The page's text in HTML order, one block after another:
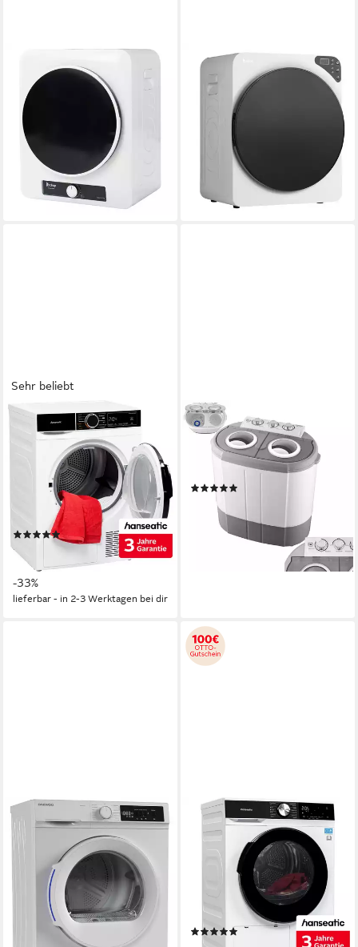
Ablufttrockner GDZ40-
520SX
Produktdatenblatt
149,90 €
214,90 €
13,69 €
mtl. in 12 Raten
-30%
lieferbar - in 4-5 Werktagen bei dir
LALAHO
Ablufttrockner GDZ40-428E
Produktdatenblatt
179,90 €
mtl. in 12 Raten
lieferbar - in 4-5 Werktagen bei dir
Sehr beliebt
HANSEATIC
Wärmepumpentrockner
HWT8DGT
Kapazität Trocknen
1,19 kWh Energieverbrauch pro Trocknung
Betriebsgeräusch
Produktdatenblatt
(120)
349,99 € UVP
519,00 €
17,38 €
mtl. in 24 Raten
-33%
lieferbar - in 2-3 Werktagen bei dir
STEINBORG
Wäscheschleuder SB-4005, 3
kg, Waschen und Schleudern
in separaten Kammern
119,90 €
10,95 € mtl. in 12 Raten
lieferbar - in 2-3 Werktagen bei dir
Wärmepumpentrockner TD-
BR8GP0WE0-DE
Kapazität Trocknen
1,44 kWh
Energieverbrauch pro Trocknung
64 dB(A)
Betriebsgeräusch
Produktdatenblatt
ab 357,99 €
849,00 €
HANSEATIC
Wärmepumpentrockner
HWT9AGT
Kapazität Trocknen
Energieverbrauch pro Trocknung
Betriebsgeräusch
Produktdatenblatt
(10)